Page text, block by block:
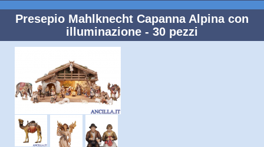
Presepio Mahlknecht Capanna Alpina con
illuminazione - 30 pezzi